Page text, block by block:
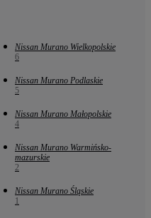
Nissan Murano Wielkopolskie
6
Nissan Murano Podlaskie
5
Nissan Murano Małopolskie
4
Nissan Murano Warmińsko-
mazurskie
2
Nissan Murano Śląskie
1